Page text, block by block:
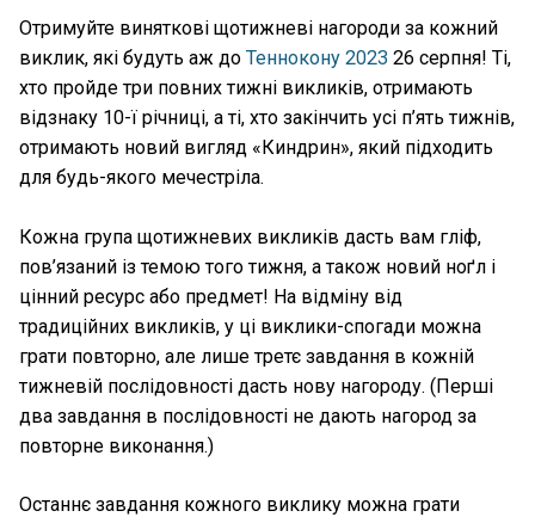
Отримуйте виняткові щотижневі нагороди за кожний
виклик, які будуть аж до Теннокону 2023 26 серпня! Ті,
хто пройде три повних тижні викликів, отримають
відзнаку 10-ї річниці, а ті, хто закінчить усі п’ять тижнів,
отримають новий вигляд «Киндрин», який підходить
для будь-якого мечестріла.
Кожна група щотижневих викликів дасть вам гліф,
пов’язаний із темою того тижня, а також новий ноґл і
цінний ресурс або предмет! На відміну від
традиційних викликів, у ці виклики-спогади можна
грати повторно, але лише третє завдання в кожній
тижневій послідовності дасть нову нагороду. (Перші
два завдання в послідовності не дають нагород за
повторне виконання.)
Останнє завдання кожного виклику можна грати